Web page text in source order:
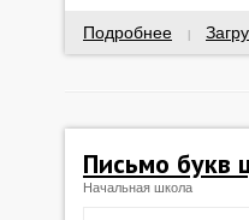
Подробнее
Письмо букв
Начальная школа